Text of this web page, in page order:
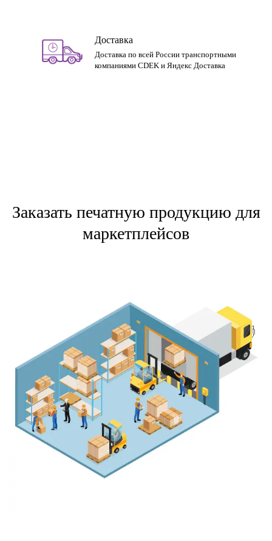
Доставка
Доставка по всей России транспортными
компаниями CDEK и Яндекс Доставка
Заказать печатную продукцию для
маркетплейсов